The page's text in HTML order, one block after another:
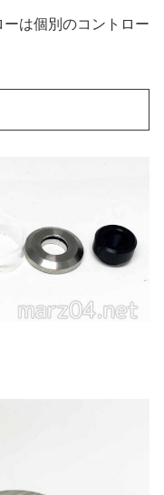
は個別のコントロー